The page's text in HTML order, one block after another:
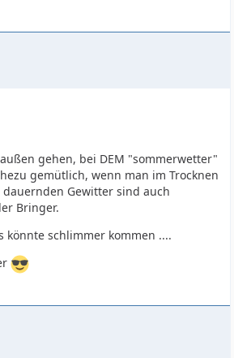
gehen, bei DEM "sommerwetter"
gemütlich, wenn man im Trocknen
dauernden Gewitter sind auch
Bringer.
könnte schlimmer kommen ....